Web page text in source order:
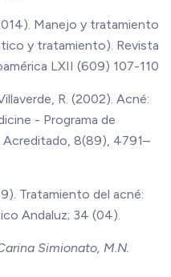
Manejo y tratamiento
y tratamiento). Revista
LXII (609) 107-110
R. (2002). Acné:
- Programa de
Acreditado, 8(89), 4791–
Tratamiento del acné:
Andaluz; 34 (04).
Simionato, M.N.